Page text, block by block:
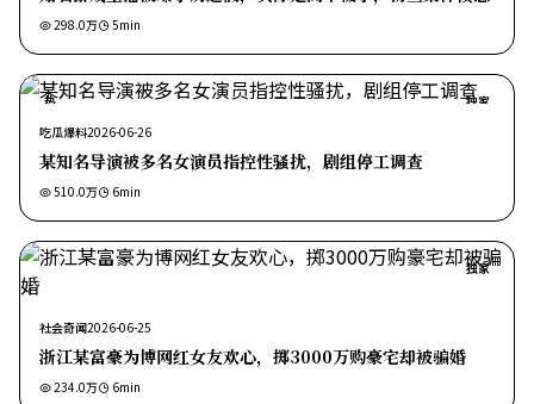
298.0万 5min
热
独家
吃瓜爆料2026-06-26
某知名导演被多名女演员指控性骚扰，剧组停工调查
510.0万 6min
独家
社会奇闻2026-06-25
浙江某富豪为博网红女友欢心，掷3000万购豪宅却被骗婚
234.0万 6min